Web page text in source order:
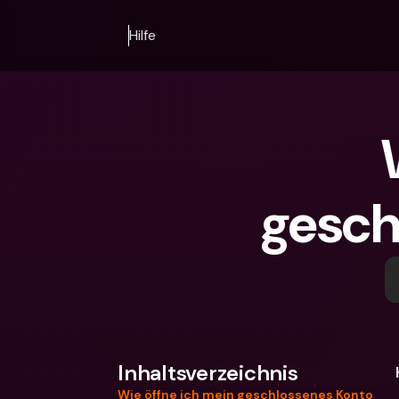
Hilfe
Inhaltsverzeichnis
Wie öffne ich mein geschlossenes Konto